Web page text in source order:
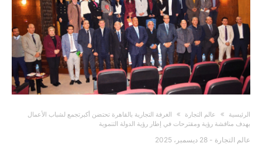
‫الرئيسية‬ عالم التجارة
الغرفة التجارية بالقاهرة تحتضن أكبرتجمع لشباب الأعمال
بهدف مناقشة رؤية ومقترحات في إطار رؤية الدولة التنموية
عالم التجارة - 28 ديسمبر، 2025